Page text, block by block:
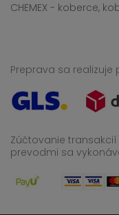
CHEMEX - koberce,
Preprava sa realizuje
Zúčtovanie
prevodmi sa